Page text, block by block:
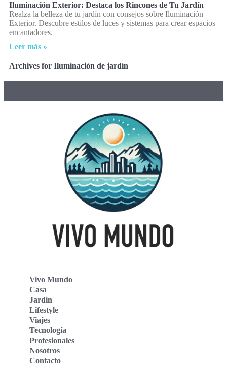
Iluminación Exterior: Destaca los Rincones de Tu Jardín
Realza la belleza de tu jardín con consejos sobre Iluminación
Exterior. Descubre estilos de luces y sistemas para crear espacios
encantadores.
Leer más »
Archives for Iluminación de jardín
Vivo Mundo
Casa
Jardin
Lifestyle
Viajes
Tecnología
Profesionales
Nosotros
Contacto